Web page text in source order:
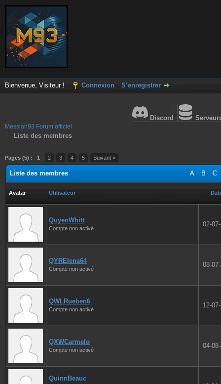
Bienvenue, Visiteur ! Connexion S’enregistrer
Discord
Messiah93 Forum officiel
Liste des membres
Pages (5) : 1 2 3 4 5 Suivant »
A B C
Liste des membres
Avatar Utilisateur
QuyenWhitt
Compte non activé
02-
QYRElena64
Compte non activé
08-
QWLRueben6
Compte non activé
12-
QXWCarmelo
Compte non activé
04-
QuinnBeauc